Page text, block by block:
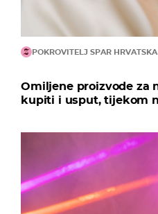
POKROVITELJ SPAR HRVATSKA
Omiljene proizvode za
kupiti i usput, tijekom